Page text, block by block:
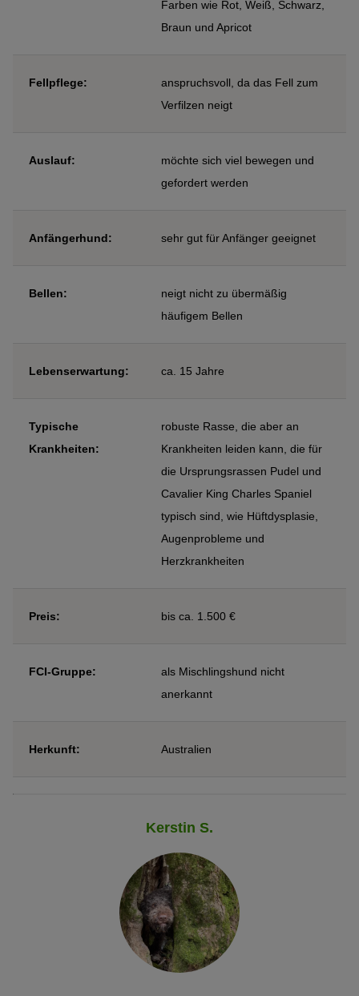
Farben wie Rot, Weiß, Schwarz,
Braun und Apricot
Fellpflege:
anspruchsvoll, da das Fell zum
Verfilzen neigt
Auslauf:
möchte sich viel bewegen und
gefordert werden
Anfängerhund: sehr gut für Anfänger geeignet
Bellen:
neigt nicht zu übermäßig
häufigem Bellen
Lebenserwartung: ca. 15 Jahre
Typische
Krankheiten:
robuste Rasse, die aber an
Krankheiten leiden kann, die für
die Ursprungsrassen Pudel und
Cavalier King Charles Spaniel
typisch sind, wie Hüftdysplasie,
Augenprobleme und
Herzkrankheiten
Preis: bis ca. 1.500 €
FCI-Gruppe:
als Mischlingshund nicht
anerkannt
Herkunft: Australien
Kerstin S.